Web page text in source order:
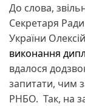
До слова,
Секретаря
України
виконання
вдалося
запитати, чим
РНБО. Так, на